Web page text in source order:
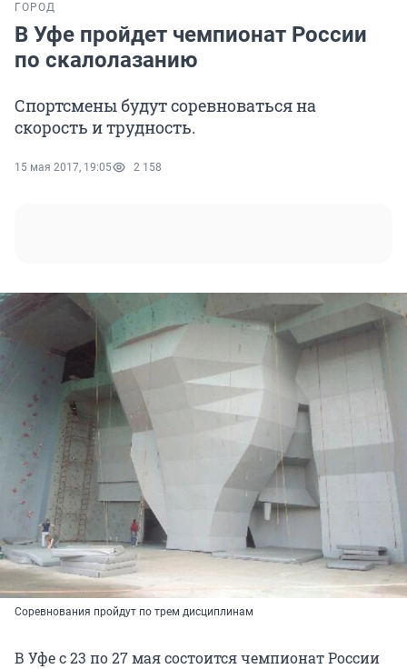
ГОРОД
В Уфе пройдет чемпионат России
по скалолазанию
Спортсмены будут соревноваться на
скорость и трудность.
15 мая 2017, 19:05 2 158
Соревнования пройдут по трем дисциплинам
В Уфе с 23 по 27 мая состоится чемпионат России